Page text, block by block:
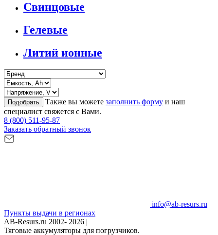
Свинцовые
Гелевые
Литий ионные
Подобрать Также вы можете заполнить форму и наш
специалист свяжется с Вами.
8 (800) 511-95-87
Заказать обратный звонок
info@ab-resurs.ru
Пункты выдачи в регионах
AB-Resurs.ru 2002- 2026 |
Тяговые аккумуляторы для погрузчиков.